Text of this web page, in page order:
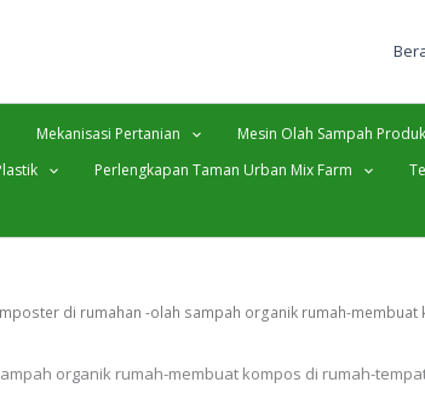
Mekanisasi Pertanian Mesin Olah Sampah
Perlengkapan Taman Urban Mix Farm
di rumahan -olah sampah organik rumah-
organik rumah-membuat kompos di rumah-